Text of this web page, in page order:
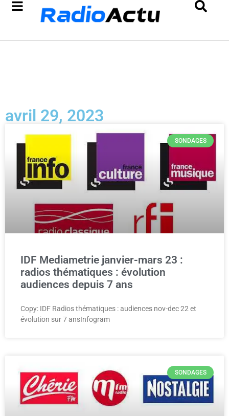
avril 29, 2023
SONDAGES
IDF Mediametrie janvier-mars 23 :
radios thématiques : évolution
audiences depuis 7 ans
Copy: IDF Radios thématiques : audiences nov-dec 22 et
évolution sur 7 ansInfogram
SONDAGES